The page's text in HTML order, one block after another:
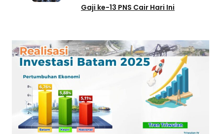
Gaji ke-13 PNS Cair Hari Ini